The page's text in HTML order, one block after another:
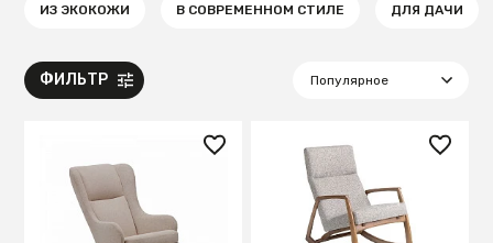
ИЗ ЭКОКОЖИ В СОВРЕМЕННОМ СТИЛЕ ДЛЯ ДАЧИ
ФИЛЬТР